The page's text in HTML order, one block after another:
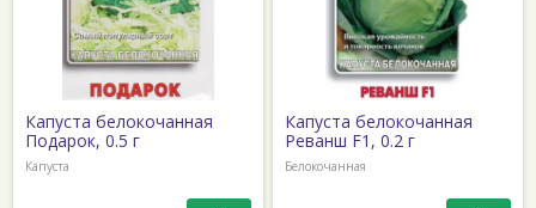
Капуста белокочанная
Подарок, 0.5 г
Капуста
Капуста белокочанная
Реванш F1, 0.2 г
Белокочанная